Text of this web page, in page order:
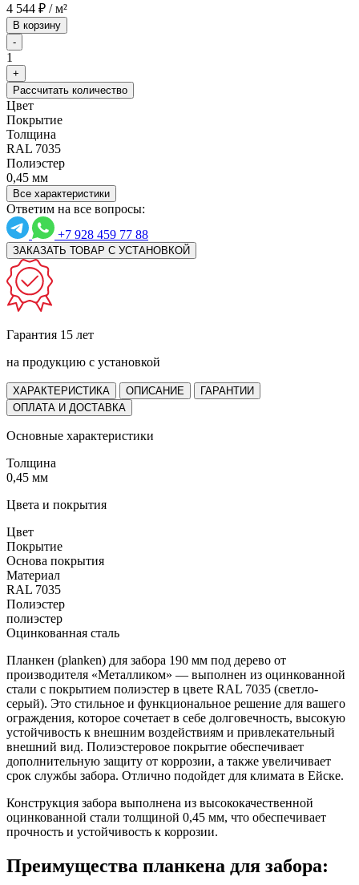
4 544 ₽ / м²
В корзину
-
1
+
Рассчитать количество
Цвет
Покрытие
Толщина
RAL 7035
Полиэстер
0,45 мм
Все характеристики
Ответим на все вопросы:
+7 928 459 77 88
ЗАКАЗАТЬ ТОВАР С УСТАНОВКОЙ
Гарантия 15 лет
на продукцию с установкой
ХАРАКТЕРИСТИКА ОПИСАНИЕ
ГАРАНТИИ
ОПЛАТА И ДОСТАВКА
Основные характеристики
Толщина
0,45 мм
Цвета и покрытия
Цвет
Покрытие
Основа покрытия
Материал
RAL 7035
Полиэстер
полиэстер
Оцинкованная сталь
Планкен (planken) для забора 190 мм под дерево от
производителя «Металликом» — выполнен из оцинкованной
стали с покрытием полиэстер в цвете RAL 7035 (светло-
серый). Это стильное и функциональное решение для вашего
ограждения, которое сочетает в себе долговечность, высокую
устойчивость к внешним воздействиям и привлекательный
внешний вид. Полиэстеровое покрытие обеспечивает
дополнительную защиту от коррозии, а также увеличивает
срок службы забора. Отлично подойдет для климата в Ейске.
Конструкция забора выполнена из высококачественной
оцинкованной стали толщиной 0,45 мм, что обеспечивает
прочность и устойчивость к коррозии.
Преимущества планкена для забора: